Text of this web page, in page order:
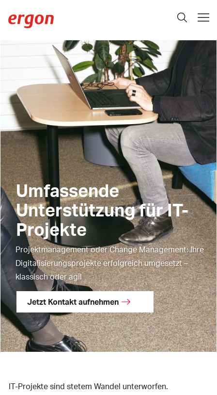
Umfassende
Unterstützung für IT-
Projekte
Projektmanagement oder Change Management: Ihre
Digitalisierungsprojekte erfolgreich umgesetzt –
klassisch oder agil
Jetzt Kontakt aufnehmen
IT-Projekte sind stetem Wandel unterworfen.